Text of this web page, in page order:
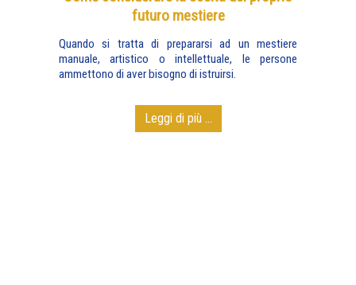
futuro mestiere
Quando si tratta di prepararsi ad un mestiere
manuale, artistico o intellettuale, le persone
ammettono di aver bisogno di istruirsi.
Leggi di più ...